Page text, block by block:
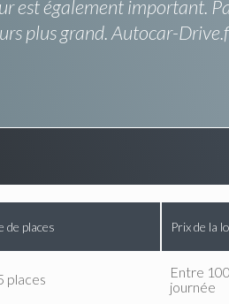
est également important.
plus grand. Autocar-
de places Prix de la
places
Entre
journée